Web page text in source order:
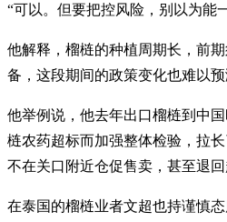
“可以。但要把控风险，别以为能
他解释，榴梿的种植周期长，前
备，这段期间的政策变化也难以预
他举例说，他去年出口榴梿到中
梿农药超标而加强整体检验，拉
不在关口附近仓促售卖，甚至退回
在泰国的榴梿业者文超也持谨慎